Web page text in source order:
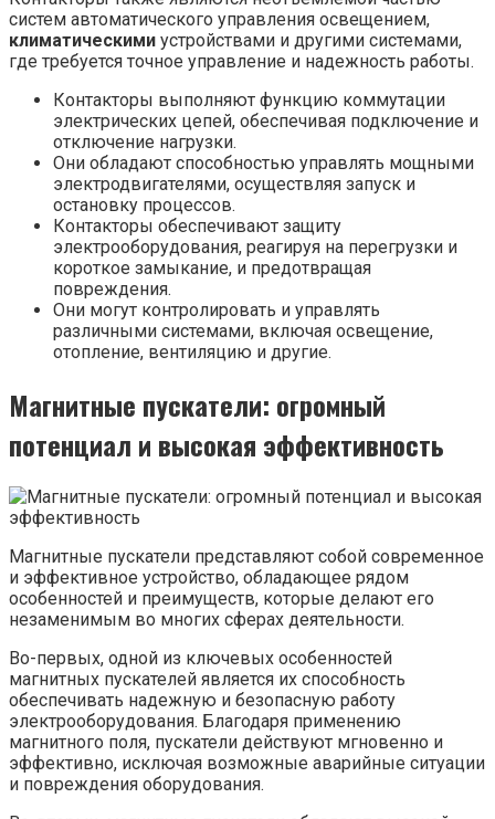
систем автоматического управления освещением,
климатическими устройствами и другими системами,
где требуется точное управление и надежность работы.
Контакторы выполняют функцию коммутации
электрических цепей, обеспечивая подключение и
отключение нагрузки.
Они обладают способностью управлять мощными
электродвигателями, осуществляя запуск и
остановку процессов.
Контакторы обеспечивают защиту
электрооборудования, реагируя на перегрузки и
короткое замыкание, и предотвращая
повреждения.
Они могут контролировать и управлять
различными системами, включая освещение,
отопление, вентиляцию и другие.
Магнитные пускатели: огромный
потенциал и высокая эффективность
Магнитные пускатели представляют собой современное
и эффективное устройство, обладающее рядом
особенностей и преимуществ, которые делают его
незаменимым во многих сферах деятельности.
Во-первых, одной из ключевых особенностей
магнитных пускателей является их способность
обеспечивать надежную и безопасную работу
электрооборудования. Благодаря применению
магнитного поля, пускатели действуют мгновенно и
эффективно, исключая возможные аварийные ситуации
и повреждения оборудования.